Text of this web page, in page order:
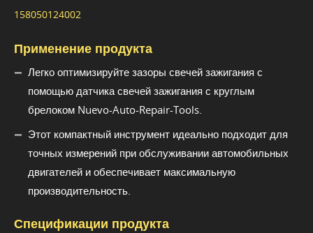
158050124002
Применение продукта
Легко оптимизируйте зазоры свечей зажигания с
помощью датчика свечей зажигания с круглым
брелоком Nuevo-Auto-Repair-Tools.
Этот компактный инструмент идеально подходит для
точных измерений при обслуживании автомобильных
двигателей и обеспечивает максимальную
производительность.
Спецификации продукта